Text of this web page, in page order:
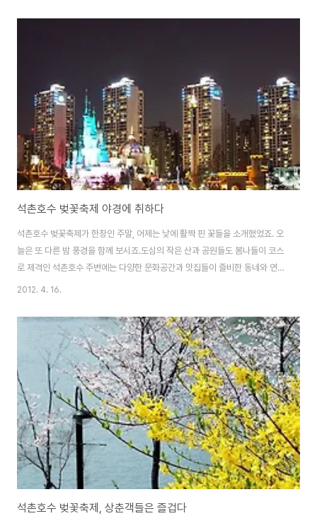
호수 일대에서 즐길 수 있는 구립교향악단의 연주, 인디밴드 및 청소년밴드, 문
냥 산책으로 가볍게 나선지라 ..
석촌호수 벚꽃축제 야경에 취하다
석촌호수 벚꽃축제가 한창인 주말, 어제는 낮에 활짝 핀 꽃들을 소개했었죠. 오
늘은 또 다른 밤 풍경을 함께 보시죠.도심의 작은 산과 공원들도 봄나들이 코스
로 제격인 석촌호수 주변에는 다양한 문화공간과 맛집들이 즐비한 동네와 연계
해 산책하기 좋은 곳이기도 합니다 은은한 불빛이 비치는 호수 위로 벚나무 가
얼굴은 금세 웃음꽃이 피어납니다사진을 찍은 시간도 이미 밤 8시가 넘어선 늦
은 시각 석촌호숫가에는 산책이나 운동을 하려는 이들과 상춘객, 공연을 즐기
는 이들로 붐비더군요.그럼 석촌호수 야경 조명과 어울리는 벚꽃 사진 함께 감
상하세요~ 석촌호수 이전 사진 글 보기 2012/04/15 - [照片] - 석촌호수 벚
꽃축제, 상춘객들은 즐겁다..
2012. 4. 16.
석촌호수 벚꽃축제, 상춘객들은 즐겁다